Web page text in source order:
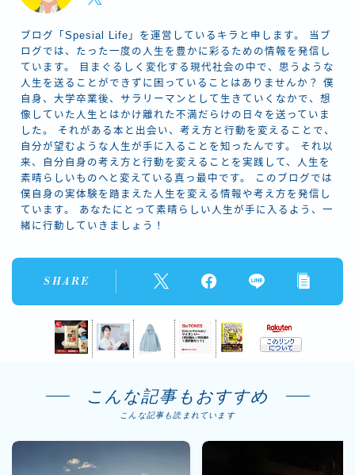
ブログ「Spesial Life」を運営しているキラと申します。 当ブ
ログでは、たった一度の人生を豊かに彩るための情報を発信し
ています。 目まぐるしく変化する現代社会の中で、思うような
人生を送ることができずに困っていることはありませんか？ 僕
自身、大学卒業後、サラリーマンとして生きていくなかで、想
像していた人生とはかけ離れた不満だらけの日々を送っていま
した。 それがある本と出会い、考え方と行動を変えることで、
自分が望むような人生が手に入ることを知ったんです。 それ以
来、自分自身の考え方と行動を変えることを実践して、人生を
素晴らしいものへと変えている真っ最中です。 このブログでは
僕自身の実体験を踏まえた人生を変える情報や考え方を発信し
ています。 あなたにとって素晴らしい人生が手に入るよう、一
緒に行動していきましょう！
SHARE
こんな記事もおすすめ
こんな記事も読まれています